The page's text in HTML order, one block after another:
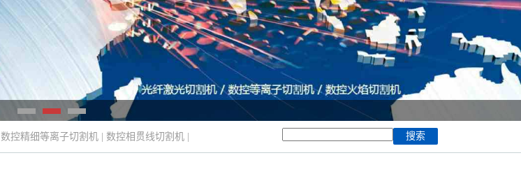
数控精细等离子切割机 数控相贯线切割机